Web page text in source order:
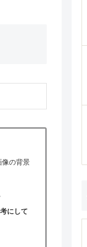
の背景
にして